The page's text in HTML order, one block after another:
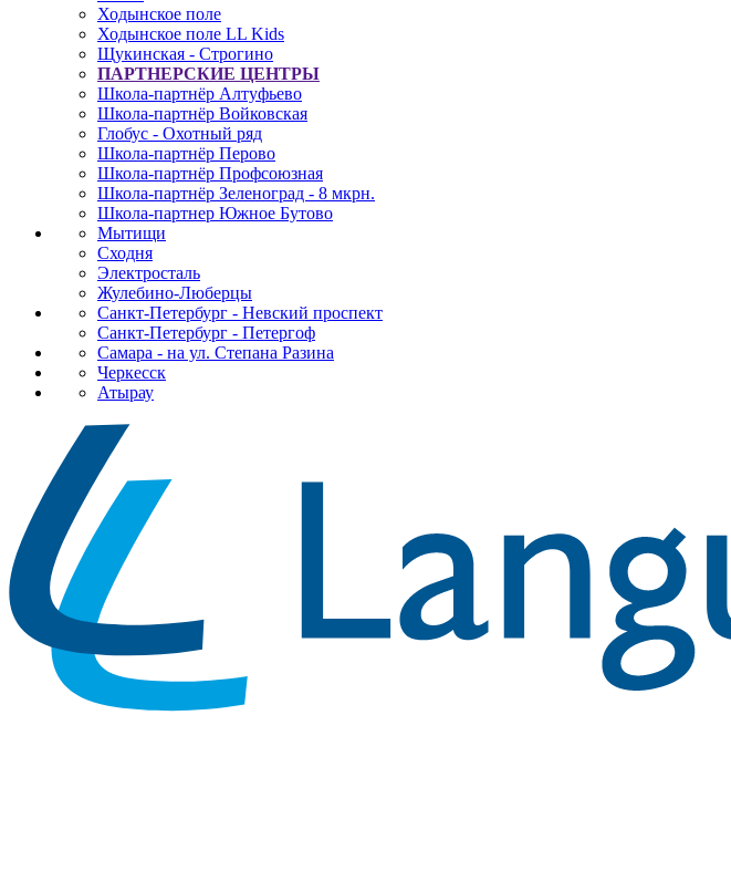
Ходынское поле
Ходынское поле LL Kids
Щукинская - Строгино
ПАРТНЕРСКИЕ ЦЕНТРЫ
Школа-партнёр Алтуфьево
Школа-партнёр Войковская
Глобус - Охотный ряд
Школа-партнёр Перово
Школа-партнёр Профсоюзная
Школа-партнёр Зеленоград - 8 мкрн.
Школа-партнер Южное Бутово
Мытищи
Сходня
Электросталь
Жулебино-Люберцы
Санкт-Петербург - Невский проспект
Санкт-Петербург - Петергоф
Самара - на ул. Степана Разина
Черкесск
Атырау